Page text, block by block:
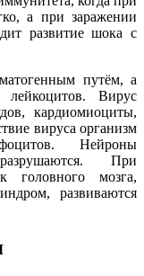
а при заражении
развитие шока с
путём, а
Вирус
кардиомиоциты,
вируса организм
Нейроны
разрушаются. При
головного мозга,
развиваются